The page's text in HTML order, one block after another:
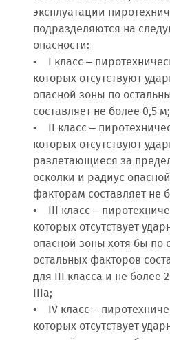
эксплуатации
подразделяются на
опасности:
• I класс –
которых отсутствуют
опасной зоны по
составляет не более 0,5 м;
• II класс –
которых отсутствуют
разлетающиеся за
осколки и радиус
факторам составляет не
• III класс –
которых отсутствует
опасной зоны хотя бы по
остальных факторов
для III класса и не более
IIIа;
• IV класс –
которых отсутствует